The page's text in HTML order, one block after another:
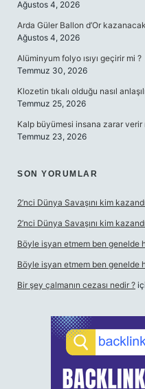
Ağustos 4, 2026
Arda Güler Ballon d’Or
Ağustos 4, 2026
Alüminyum folyo ısıyı geçirir mi ?
Temmuz 30, 2026
Klozetin tıkalı olduğu nasıl
Temmuz 25, 2026
Kalp büyümesi insana zarar verir
Temmuz 23, 2026
SON YORUMLAR
2’nci Dünya Savaşını kim
2’nci Dünya Savaşını kim
Böyle isyan etmem ben genelde
Böyle isyan etmem ben genelde
Bir şey çalmanın cezası nedir ?